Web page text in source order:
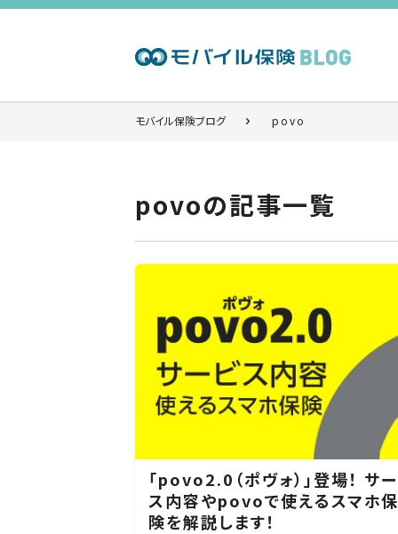
モバイル保険ブログ povo
povoの記事一覧
「povo2.0（ポヴォ）」登場！ サ
ス内容やpovoで使えるスマホ保
険を解説します！